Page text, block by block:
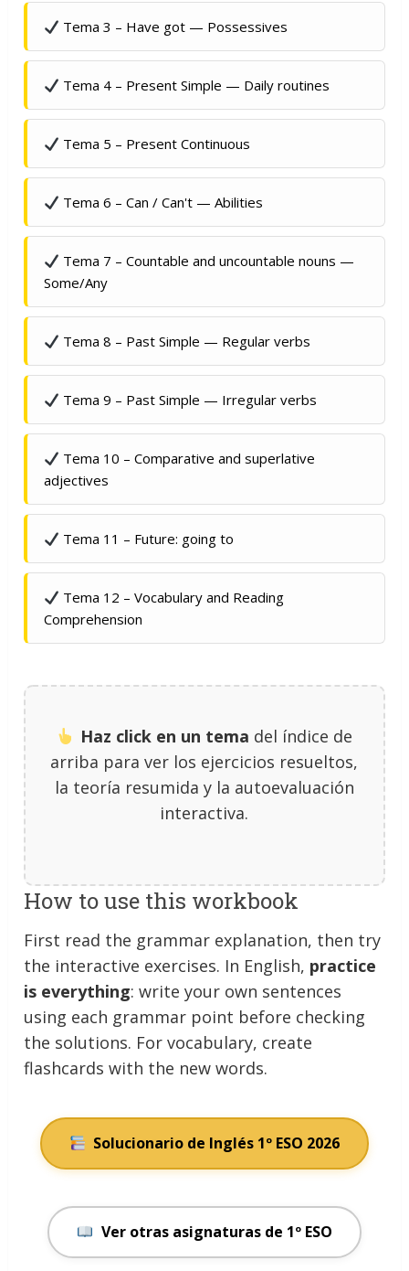
Tema 3 – Have got — Possessives
Tema 4 – Present Simple — Daily routines
Tema 5 – Present Continuous
Tema 6 – Can / Can't — Abilities
Tema 7 – Countable and uncountable nouns —
Some/Any
Tema 8 – Past Simple — Regular verbs
Tema 9 – Past Simple — Irregular verbs
Tema 10 – Comparative and superlative
adjectives
Tema 11 – Future: going to
Tema 12 – Vocabulary and Reading
Comprehension
Haz click en un tema del índice de
arriba para ver los ejercicios resueltos,
la teoría resumida y la autoevaluación
interactiva.
How to use this workbook
First read the grammar explanation, then try
the interactive exercises. In English, practice
is everything: write your own sentences
using each grammar point before checking
the solutions. For vocabulary, create
flashcards with the new words.
Solucionario de Inglés 1º ESO 2026
Ver otras asignaturas de 1º ESO